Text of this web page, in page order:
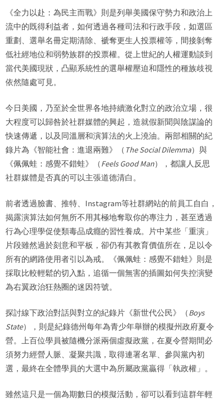
《全力以赴：為民主而戰》則是列舉美國保守勢力和政治上
流中的既得利益者，如何透過各種司法和行政手段，如選區
重劃、選舉名冊定期清除、褫奪更生人投票權等，間接剝奪
低社經地位和弱勢族群的投票權。從上世紀的人權運動談到
當代美國現狀，凸顯系統性的選舉權壓迫和隱性的種族歧視
依然隨處可見。
今日美國，乃至於全世界各地持續激化對立的政治立場，很
大程度可以歸咎於社群媒體的興起，造就假新聞與陰謀論的
快速傳遞，以及同溫層和演算法的火上澆油。兩部相關的紀
錄片為《智能社會：進退兩難》（ The Social Dilemma）與
《佩佩蛙：感覺不錯蛙》（Feels Good Man），都讓人反思
社群媒體是否真的可以主張道德清白。
前者透過臉書、推特、Instagram等社群網站的前員工自白，
揭露演算法如何無所不用其極地奪取你的專注力，甚至透過
行為心理學促使類毒品成癮的習性養成。片中某些「重演」
片段雖然過於刻意和平板，卻仍有其教育價值所在，足以令
所有的網路使用者引以為戒。《佩佩蛙：感覺不錯蛙》則是
採取比較輕鬆的切入點，追循一個無害的插圖如何失控演變
為右翼政治狂熱圈的迷因符號。
探討線下政治對話與對立的紀錄片《新世代公民》（Boys
State），則是紀錄德州每年為青少年舉辦的模擬州政府夏令
營。上百位學員被隨機分派兩個虛擬政黨，在夏令營期間必
須努力經營人脈、凝聚共識，取得連署名單、參與黨內初
選，最終在全體學員的大選中為所屬政黨贏得「執政權」。
雖然這只是一個為期數日的模擬活動，卻可以看到這群年輕